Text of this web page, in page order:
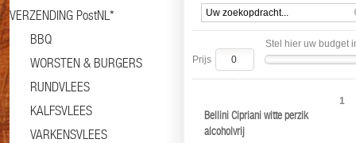
VERZENDING PostNL*
BBQ
WORSTEN & BURGERS
RUNDVLEES
KALFSVLEES
VARKENSVLEES
Stel hier uw budget
Prijs
Bellini Cipriani witte perzik
alcoholvrij
1